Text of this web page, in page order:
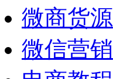
微商货源
微信营销